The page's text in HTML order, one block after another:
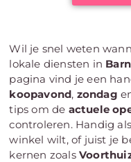
Wil je snel weten
lokale diensten in
pagina vind je een
koopavond, zondag
tips om de actuele
controleren. Handig
winkel wilt, of juist je
kernen zoals